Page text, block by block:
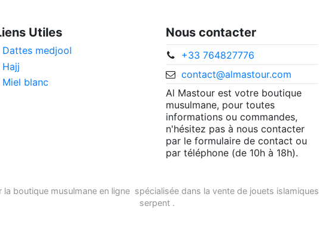
Utiles
Dattes medjool
Hajj
Miel blanc
Nous contacter
+33 764827776
contact@almastour.com
Al Mastour est votre boutique
musulmane, pour toutes
informations ou commandes,
n'hésitez pas à nous contacter
par le formulaire de contact ou
par téléphone (de 10h à 18h).
la boutique musulmane en lignespécialisée dans la vente de jouets islamiques
serpent.